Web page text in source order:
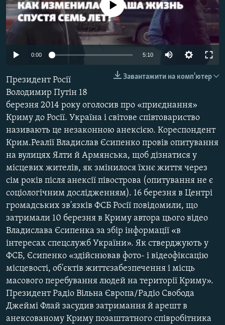
ВІДЕОУРОКИ «ELIFBE»
СВІДЧЕННЯ ОКУПАЦІЇ
УКРАЇНСЬКА ПРОБЛЕМА КРИМУ
Русский
Усі сайти RFE/RL 360p 480p
No media source currently available
0:00 5:10
480p
720p
1080p
Завантажити на комп'ютер
Президент Росії
Володимир Путін 18
березня 2014 року оголосив про «приєднання»
Криму до Росії. Україна і світове співтовариство
називають це незаконною анексією. Кореспондент
Крим.Реалії Владислав Єсипенко провів опитування
на вулицях Ялти й Армянська, щоб дізнатися у
місцевих жителів, як змінилося їхнє життя через
сім років після анексії півострова (опитування не є
соціологічним дослідженням). 16 березня в Центрі
громадських зв'язків ФСБ Росії повідомили, що
затримали 10 березня в Криму автора цього відео
Владислава Єсипенка за збір інформації «в
інтересах спецслужб України». Як стверджують у
ФСБ, Єсипенко «здійснював фото- і відеофіксацію
місцевості, об'єктів життєзабезпечення і місць
масового перебування людей на території Криму».
Президент Радіо Вільна Європа/Радіо Свобода
Джеймі Флай засудив затримання й арешт в
анексованому Криму позаштатного співробітника